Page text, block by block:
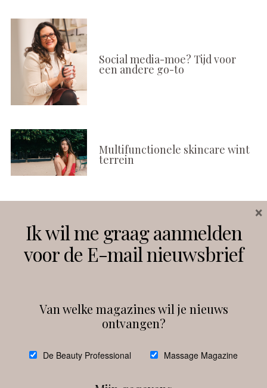
Social media-moe? Tijd voor
een andere go-to
Multifunctionele skincare wint
terrein
Instagram Facebook
debeautyprofessional
Ik wil me graag aanmelden
voor de E-mail nieuwsbrief
Van welke magazines wil je nieuws
ontvangen?
De Beauty Professional Massage Magazine
×